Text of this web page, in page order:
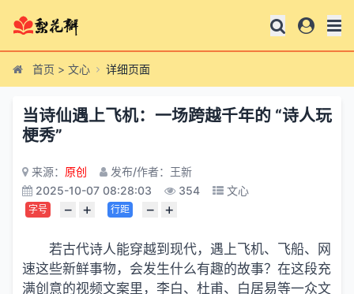
首页 > 文心 详细页面
当诗仙遇上飞机：一场跨越千年的 “诗人玩
梗秀”
来源： 原创
发布/作者：王新
2025-10-07 08:28:03
354 文心
字号 − + 行距 − +
若古代诗人能穿越到现代，遇上飞机、飞船、网
速这些新鲜事物，会发生什么有趣的故事？在这段充
满创意的视频文案里，李白、杜甫、白居易等一众文